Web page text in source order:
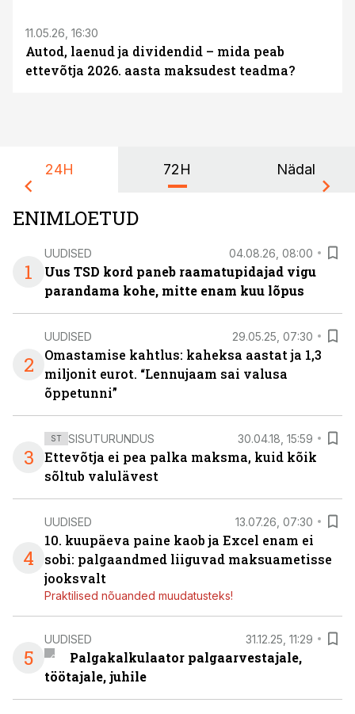
11.05.26, 16:30
Autod, laenud ja dividendid – mida peab
ettevõtja 2026. aasta maksudest teadma?
24H 72H Nädal
ENIMLOETUD
1
UUDISED 04.08.26, 08:00
Uus TSD kord paneb raamatupidajad vigu
parandama kohe, mitte enam kuu lõpus
2
UUDISED 29.05.25, 07:30
Omastamise kahtlus: kaheksa aastat ja 1,3
miljonit eurot. “Lennujaam sai valusa
õppetunni”
3
ST SISUTURUNDUS 30.04.18, 15:59
Ettevõtja ei pea palka maksma, kuid kõik
sõltub valulävest
4
UUDISED 13.07.26, 07:30
10. kuupäeva paine kaob ja Excel enam ei
sobi: palgaandmed liiguvad maksuametisse
jooksvalt
Praktilised nõuanded muudatusteks!
5
UUDISED 31.12.25, 11:29
Palgakalkulaator palgaarvestajale,
töötajale, juhile